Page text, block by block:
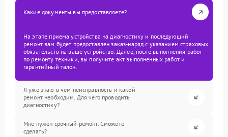
Какие документы вы предоставляете?
На этапе приема устройства на диагностику и последующий
ремонт вам будет предоставлен заказ-наряд с указанием страховых
обязательств на ваше устройство. Далее, после выполнения работ
по ремонту техники, вы получите акт выполненных работ и
гарантийный талон.
Я уже знаю в чем неисправность и какой
ремонт необходим. Для чего проводить
диагностику?
Мне нужен срочный ремонт. Сможете
сделать?